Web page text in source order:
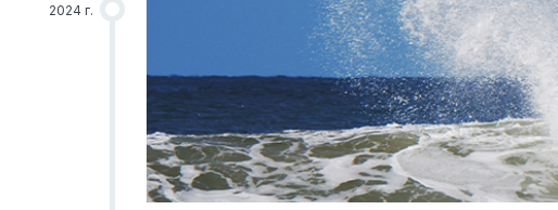
2024 г.